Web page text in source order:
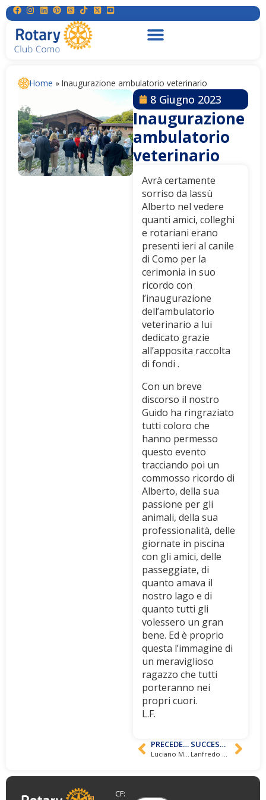
Home » Inaugurazione ambulatorio veterinario
8 Giugno 2023
Inaugurazione
ambulatorio
veterinario
Avrà certamente
sorriso da lassù
Alberto nel vedere
quanti amici, colleghi
e rotariani erano
presenti ieri al canile
di Como per la
cerimonia in suo
ricordo con
l’inaugurazione
dell’ambulatorio
veterinario a lui
dedicato grazie
all’apposita raccolta
di fondi .
Con un breve
discorso il nostro
Guido ha ringraziato
tutti coloro che
hanno permesso
questo evento
tracciando poi un
commosso ricordo di
Alberto, della sua
passione per gli
animali, della sua
professionalità, delle
giornate in piscina
con gli amici, delle
passeggiate, di
quanto amava il
nostro lago e di
quanto tutti gli
volessero un gran
bene. Ed è proprio
questa l’immagine di
un meraviglioso
ragazzo che tutti
porteranno nei
propri cuori.
L.F.
PRECEDENTE
Luciano Moggi “Il pallone lo porto io”
SUCCESSIVO
Lanfredo Castelletti
CF: